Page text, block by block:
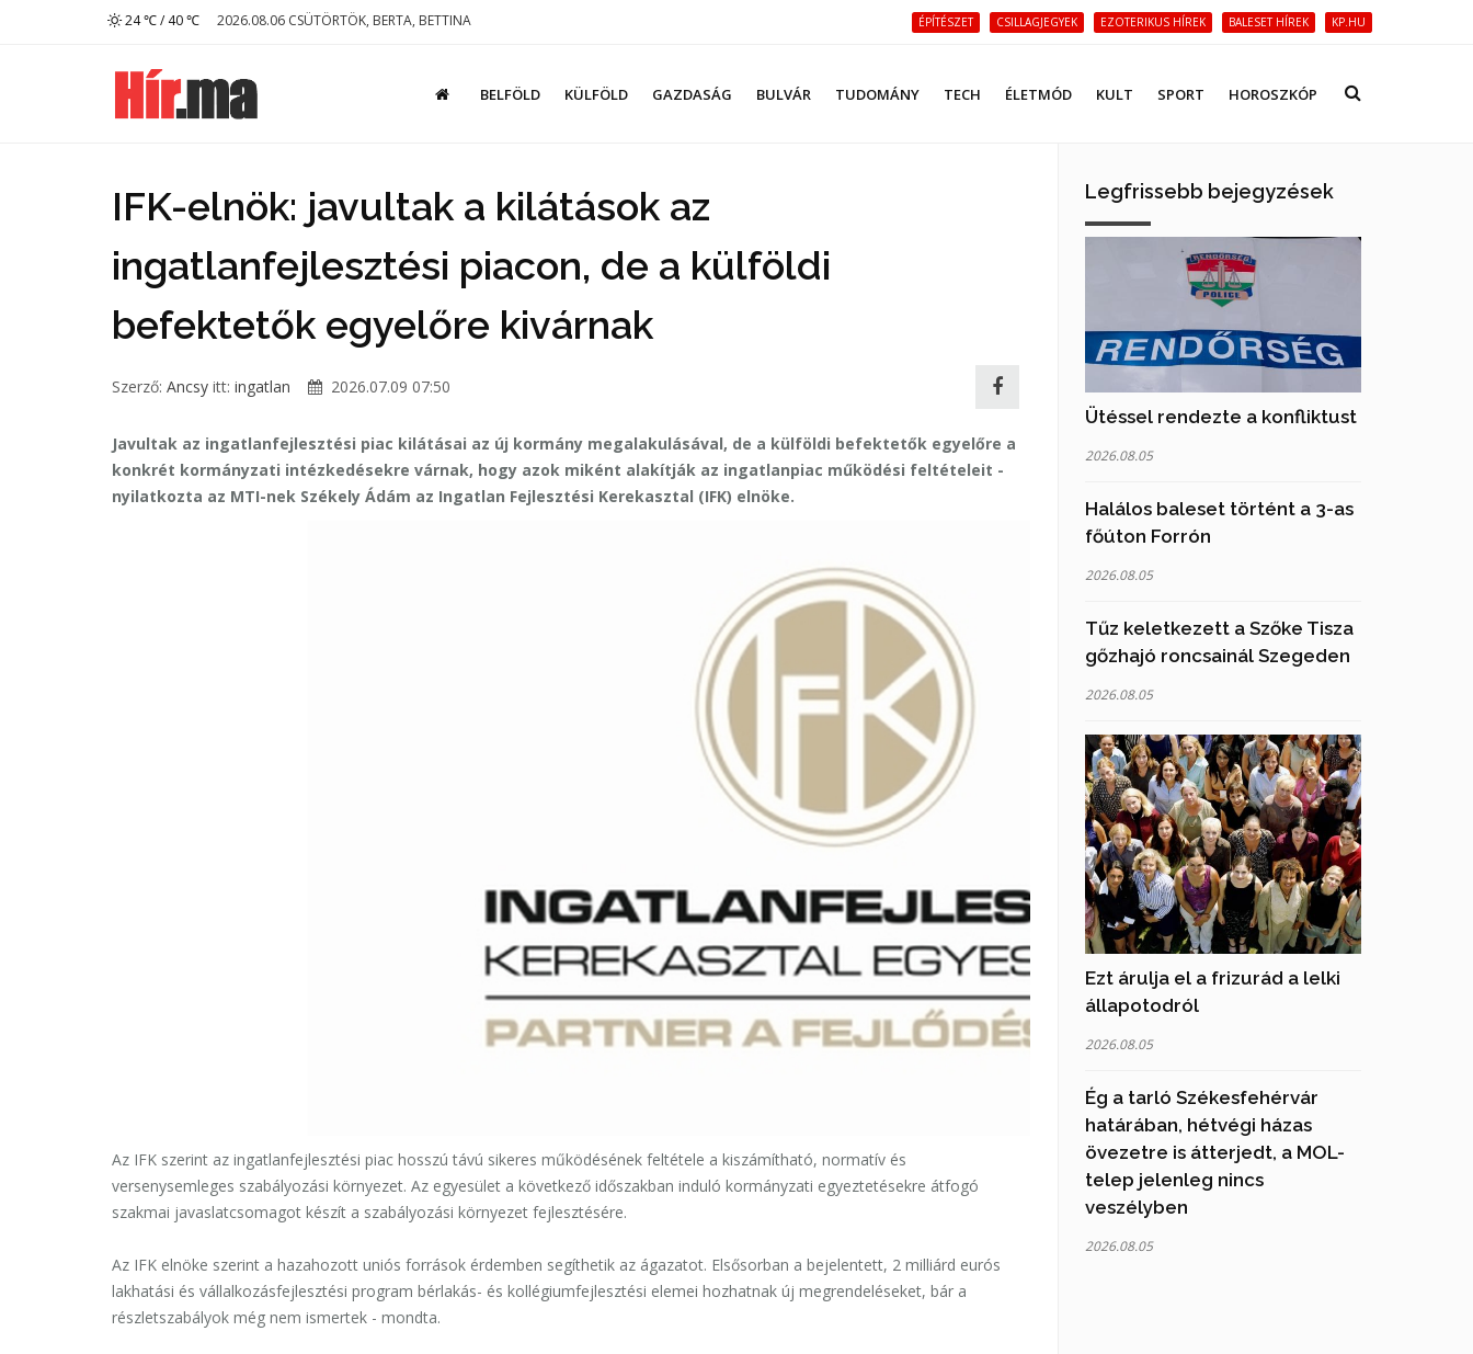
24 ℃ / 40 ℃ 2026.08.06 CSÜTÖRTÖK, BERTA, BETTINA ÉPÍTÉSZET CSILLAGJEGYEK EZOTERIKUS HÍREK BALESET HÍREK KP.HU
BELFÖLD KÜLFÖLD GAZDASÁG BULVÁR TUDOMÁNY TECH ÉLETMÓD KULT SPORT HOROSZKÓP
IFK-elnök: javultak a kilátások az
ingatlanfejlesztési piacon, de a külföldi
befektetők egyelőre kivárnak
Szerző: Ancsy itt: ingatlan 2026.07.09 07:50
Javultak az ingatlanfejlesztési piac kilátásai az új kormány megalakulásával, de a külföldi befektetők egyelőre a
konkrét kormányzati intézkedésekre várnak, hogy azok miként alakítják az ingatlanpiac működési feltételeit -
nyilatkozta az MTI-nek Székely Ádám az Ingatlan Fejlesztési Kerekasztal (IFK) elnöke.
Az IFK szerint az ingatlanfejlesztési piac hosszú távú sikeres működésének feltétele a kiszámítható, normatív és
versenysemleges szabályozási környezet. Az egyesület a következő időszakban induló kormányzati egyeztetésekre átfogó
szakmai javaslatcsomagot készít a szabályozási környezet fejlesztésére.
Az IFK elnöke szerint a hazahozott uniós források érdemben segíthetik az ágazatot. Elsősorban a bejelentett, 2 milliárd eurós
lakhatási és vállalkozásfejlesztési program bérlakás- és kollégiumfejlesztési elemei hozhatnak új megrendeléseket, bár a
részletszabályok még nem ismertek - mondta.
Legfrissebb bejegyzések
Ütéssel rendezte a konfliktust
2026.08.05
Halálos baleset történt a 3-as
főúton Forrón
2026.08.05
Tűz keletkezett a Szőke Tisza
gőzhajó roncsainál Szegeden
2026.08.05
Ezt árulja el a frizurád a lelki
állapotodról
2026.08.05
Ég a tarló Székesfehérvár
határában, hétvégi házas
övezetre is átterjedt, a MOL-
telep jelenleg nincs
veszélyben
2026.08.05